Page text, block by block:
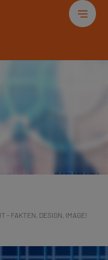
– FAKTEN, DESIGN, IMAGE!